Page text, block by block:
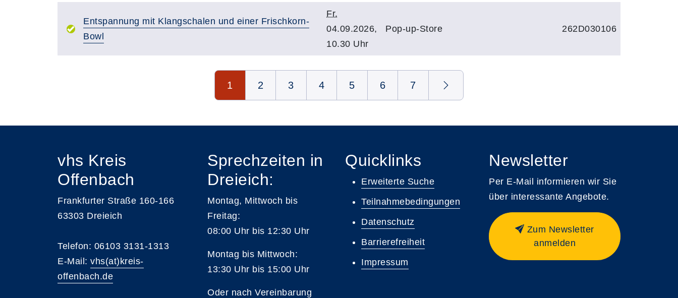
Entspannung mit Klangschalen und einer Frischkorn-
Bowl
Fr.
04.09.2026,
10.30 Uhr
Pop-up-Store 262D030106
1 2 3 4 5 6 7
vhs Kreis
Offenbach
Frankfurter Straße 160-166
63303 Dreieich
Telefon: 06103 3131-1313
E-Mail: vhs(at)kreis-
offenbach.de
Sprechzeiten in
Dreieich:
Montag, Mittwoch bis
Freitag:
08:00 Uhr bis 12:30 Uhr
Montag bis Mittwoch:
13:30 Uhr bis 15:00 Uhr
Oder nach Vereinbarung
Quicklinks
Erweiterte Suche
Teilnahmebedingungen
Datenschutz
Barrierefreiheit
Impressum
Newsletter
Per E-Mail informieren wir Sie
über interessante Angebote.
Zum Newsletter
anmelden